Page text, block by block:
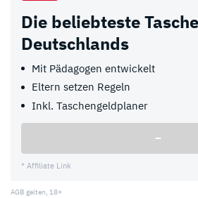
Die beliebteste
Deutschlands
Mit Pädagogen entwickelt
Eltern setzen Regeln
Inkl. Taschengeldplaner
–
* Affiliate Link
AGB gelten, 18+